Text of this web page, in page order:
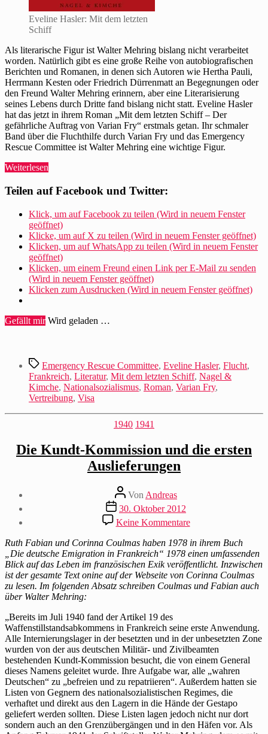
Eveline Hasler: Mit dem letzten
Schiff
Als literarische Figur ist Walter Mehring bislang nicht verarbeitet
worden. Natürlich gibt es eine große Reihe von autobiografischen
Berichten und Romanen, in denen sich Autoren wie Hertha Pauli,
Herrmann Kesten oder Friedrich Dürrenmatt an Begegnungen oder
den Freund Walter Mehring erinnern, aber eine Literarisierung
seines Lebens durch Dritte fand bislang nicht statt. Eveline Hasler
hat das jetzt in ihrem Roman „Mit dem letzten Schiff – Der
gefährliche Auftrag von Varian Fry“ erstmals getan. Ihr schmaler
Band über die Fluchthilfe durch Varian Fry und das Emergency
Rescue Committee ist Walter Mehring eine wichtige Figur.
Weiterlesen
als
Figur
bei
Eveline
Hasler“
Teilen auf Facebook und Twitter:
Klick, um auf Facebook zu teilen (Wird in neuem Fenster
geöffnet)
Klicke, um auf X zu teilen (Wird in neuem Fenster geöffnet)
Klicken, um auf WhatsApp zu teilen (Wird in neuem Fenster
geöffnet)
Klicken, um einem Freund einen Link per E-Mail zu senden
(Wird in neuem Fenster geöffnet)
Klicken zum Ausdrucken (Wird in neuem Fenster geöffnet)
Gefällt mir Wird geladen …
Schlagwörter
Emergency Rescue Committee, Eveline Hasler, Flucht,
Frankreich, Literatur, Mit dem letzten Schiff, Nagel &
Kimche, Nationalsozialismus, Roman, Varian Fry,
Vertreibung, Visa
Kategorien
1940 1941
Die Kundt-Kommission und die ersten
Auslieferungen
Beitragsautor
Von Andreas
Beitragsdatum
30. Oktober 2012
Keine Kommentarezu
Die
Kundt-
Kommission
und
die
ersten
Ruth Fabian und Corinna Coulmas haben 1978 in ihrem Buch
„Die deutsche Emigration in Frankreich“ 1978 einen umfassenden
Blick auf das Leben im französischen Exik veröffentlicht. Inzwischen
ist der gesamte Text onine auf der Webseite von Corinna Coulmas
zu lesen. Im folgenden Absatz schreiben Coulmas und Fabian auch
über Walter Mehring:
„Bereits im Juli 1940 fand der Artikel 19 des
Waffenstillstandsabkommens in Frankreich seine erste Anwendung.
Alle Internierungslager in der besetzten und in der unbesetzten Zone
wurden von der aus deutschen Militär- und Zivilbeamten
bestehenden Kundt-Kommission besucht, die von einem General
dieses Namens geleitet wurde. Ihre Aufgabe war, alle „wahren
Deutschen“ zu „befreien und zu repatriieren“. Außerdem hatten sie
Listen von Gegnern des nationalsozialistischen Regimes, die
verhaftet und direkt aus den Lagern in die Hände der Gestapo
geliefert werden sollten. Diese Listen lagen jedoch nicht nur dort
sondern auch an den Grenzübergängen und in den Häfen vor. Als